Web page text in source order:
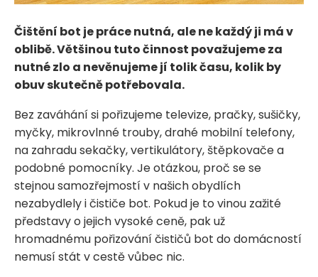
Čištění bot je práce nutná, ale ne každý ji má v
oblibě. Většinou tuto činnost považujeme za
nutné zlo a nevěnujeme jí tolik času, kolik by
obuv skutečně potřebovala.
Bez zaváhání si pořizujeme televize, pračky, sušičky,
myčky, mikrovlnné trouby, drahé mobilní telefony,
na zahradu sekačky, vertikulátory, štěpkovače a
podobné pomocníky. Je otázkou, proč se se
stejnou samozřejmostí v našich obydlích
nezabydlely i čističe bot. Pokud je to vinou zažité
představy o jejich vysoké ceně, pak už
hromadnému pořizování čističů bot do domácností
nemusí stát v cestě vůbec nic.